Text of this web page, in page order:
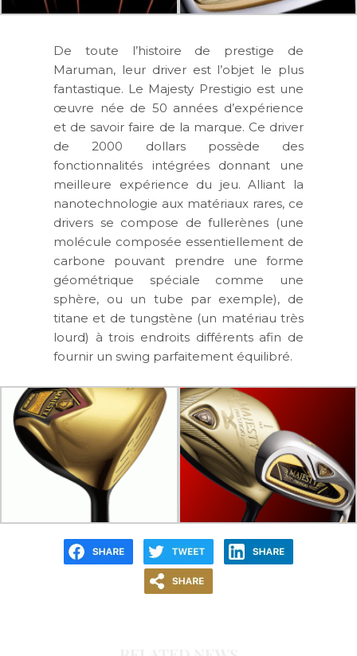
De toute l’histoire de prestige de
Maruman, leur driver est l’objet le plus
fantastique. Le Majesty Prestigio est une
œuvre née de 50 années d’expérience
et de savoir faire de la marque. Ce driver
de2000 dollarspossède des
fonctionnalités intégrées donnant une
meilleure expérience du jeu. Alliant la
nanotechnologie aux matériaux rares, ce
drivers se compose de fullerènes (une
molécule composée essentiellement de
carbone pouvant prendre une forme
géométrique spéciale comme une
sphère, ou un tube par exemple), de
titane et de tungstène (un matériau très
lourd) à trois endroits différents afin de
fournir un swing parfaitement équilibré.